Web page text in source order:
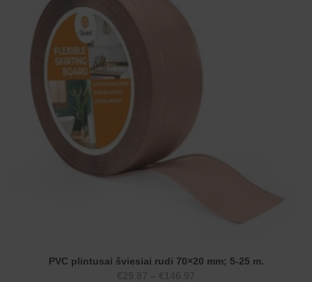
PVC plintusai šviesiai rudi 70×20 mm; 5-25 m.
€29.87 – € 146.97